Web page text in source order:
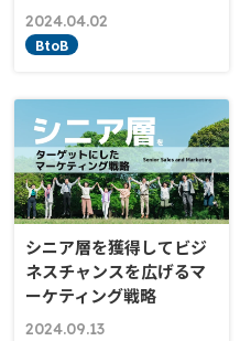
2024.04.02
BtoB
シニア層を獲得してビジ
ネスチャンスを広げるマ
ーケティング戦略
2024.09.13